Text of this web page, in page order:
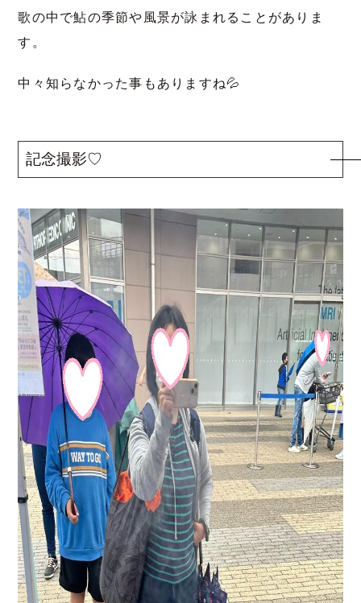
歌の中で鮎の季節や風景が詠まれることがありま
す。
中々知らなかった事もありますね💦
記念撮影♡